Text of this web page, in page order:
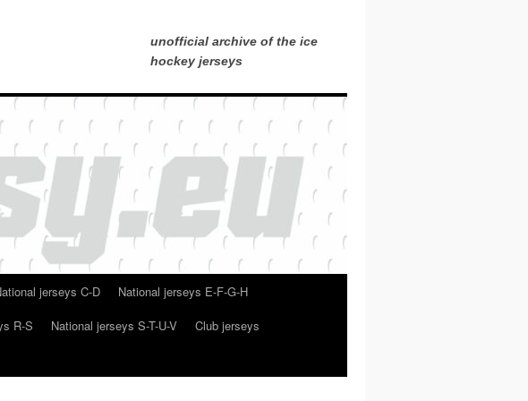
unofficial archive of the ice
hockey jerseys
jerseys C-D
National jerseys E-F-G-H
R-S National jerseys S-T-U-V
Club jerseys